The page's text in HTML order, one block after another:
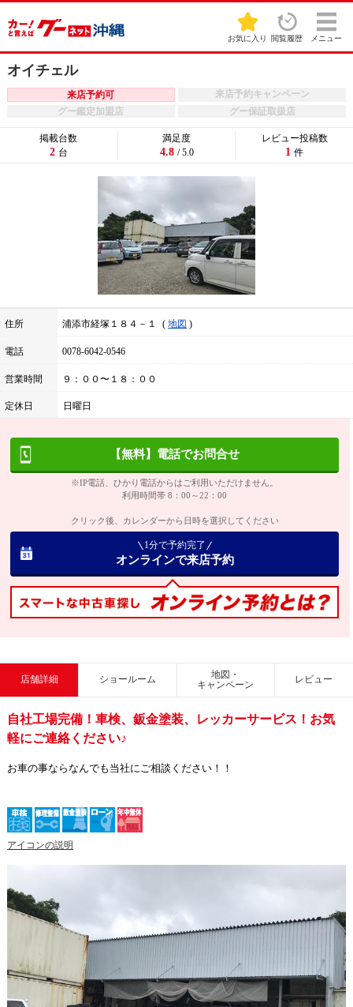
お気に入り 閲覧履歴 メニュー
オイチェル
来店予約可
来店予約キャンペーン
グー鑑定加盟店
グー保証取扱店
住所 浦添市経塚１８４－１ 地図
電話 0078-6042-0546
営業時間 ９：００〜１８：００
定休日 日曜日
掲載台数
2 台
満足度
4.8 / 5.0
レビュー投稿数
1 件
【無料】電話でお問合せ
※IP電話、ひかり電話からはご利用いただけません。
利用時間帯 8：00～22：00
クリック後、カレンダーから日時を選択してください
1分で予約完了
オンラインで来店予約
店舗詳細 ショールーム
地図・
キャンペーン
レビュー
自社工場完備！車検、鈑金塗装、レッカーサービス！お気
軽にご連絡ください♪
お車の事ならなんでも当社にご相談ください！！
アイコンの説明